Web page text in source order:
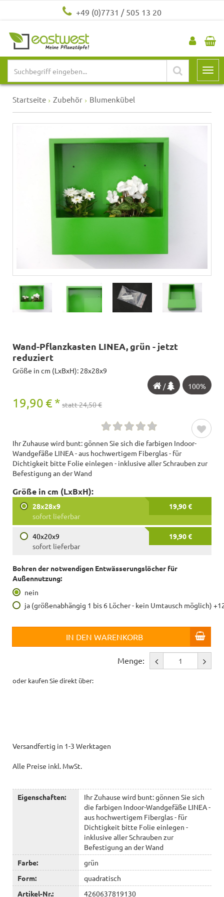
+49 (0)7731 / 505 13 20
Startseite Zubehör Blumenkübel
Wand-Pflanzkasten LINEA, grün - jetzt
reduziert
Größe in cm (LxBxH): 28x28x9
100%
/
19,90 € * statt 24,50 €
Ihr Zuhause wird bunt: gönnen Sie sich die farbigen Indoor-
Wandgefäße LINEA - aus hochwertigem Fiberglas - für
Dichtigkeit bitte Folie einlegen - inklusive aller Schrauben zur
Befestigung an der Wand
Größe in cm (LxBxH):
28x28x9
19,90 €
sofort lieferbar
40x20x9
19,90 €
sofort lieferbar
Bohren der notwendigen Entwässerungslöcher für
Außennutzung:
nein
ja (größenabhängig 1 bis 6 Löcher - kein Umtausch möglich)
IN DEN WARENKORB
Menge:
oder kaufen Sie direkt über:
Versandfertig in 1-3 Werktagen
Alle Preise inkl. MwSt.
Eigenschaften:
Ihr Zuhause wird bunt: gönnen Sie sich
die farbigen Indoor-Wandgefäße LINEA -
aus hochwertigem Fiberglas - für
Dichtigkeit bitte Folie einlegen -
inklusive aller Schrauben zur
Befestigung an der Wand
Farbe:
grün
Form:
quadratisch
Artikel-Nr.:
4260637819130